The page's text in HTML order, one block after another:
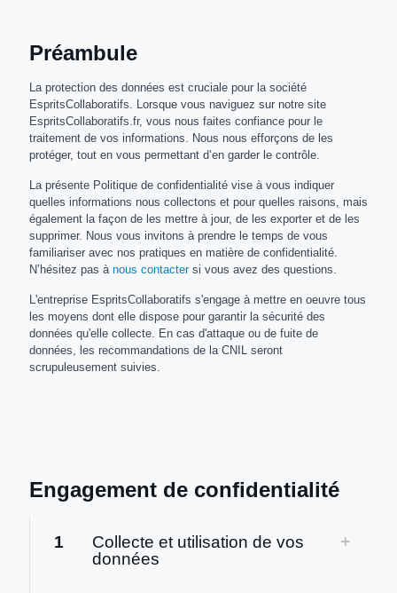
Préambule
La protection des données est cruciale pour la société
EspritsCollaboratifs. Lorsque vous naviguez sur notre site
EspritsCollaboratifs.fr, vous nous faites confiance pour le
traitement de vos informations. Nous nous efforçons de les
protéger, tout en vous permettant d’en garder le contrôle.
La présente Politique de confidentialité vise à vous indiquer
quelles informations nous collectons et pour quelles raisons, mais
également la façon de les mettre à jour, de les exporter et de les
supprimer. Nous vous invitons à prendre le temps de vous
familiariser avec nos pratiques en matière de confidentialité.
N’hésitez pas à nous contactersi vous avez des questions.
L'entreprise EspritsCollaboratifs s'engage à mettre en oeuvre tous
les moyens dont elle dispose pour garantir la sécurité des
données qu'elle collecte. En cas d'attaque ou de fuite de
données, les recommandations de la CNIL seront
scrupuleusement suivies.
Engagement de confidentialité
1
Collecte et utilisation de vos
données